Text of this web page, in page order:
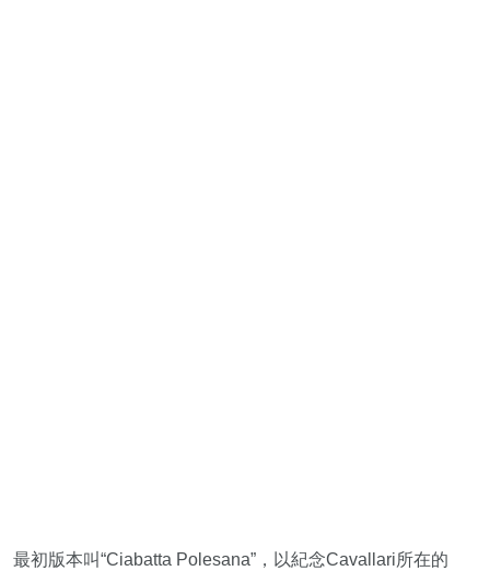
最初版本叫“Ciabatta Polesana”，以紀念Cavallari所在的